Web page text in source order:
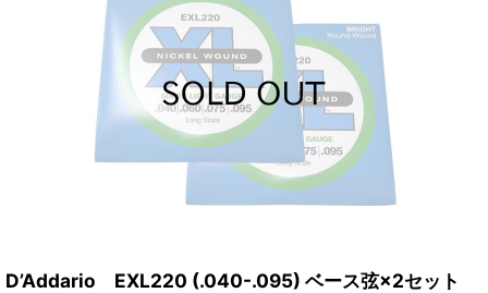
D’Addario EXL220 (.040-.095) ベース弦×2セット